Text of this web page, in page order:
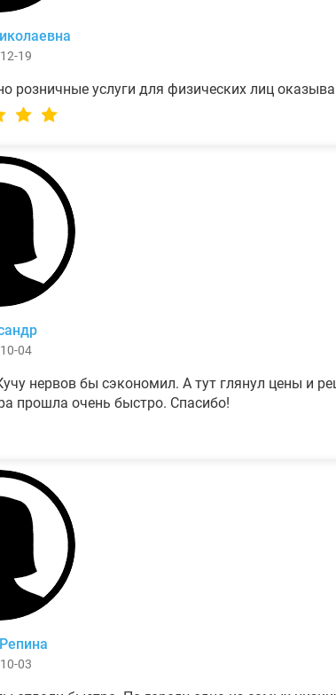
19
розничные услуги для физических лиц
04
нервов бы сэкономил. А тут глянул цены и
прошла очень быстро. Спасибо!
03